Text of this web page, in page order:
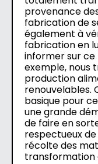
provenance
fabrication de
également à
fabrication en
informer sur ce
exemple, nous
production
renouvelables.
basique pour
une grande
de faire en
respectueux
récolte des
transformation